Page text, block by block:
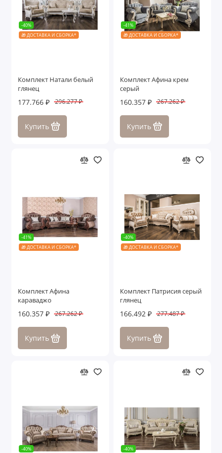
-40%
🎁 ДОСТАВКА И СБОРКА*
Комплект Натали белый
глянец
177.766 ₽ 296.277 ₽
Купить
-41%
🎁 ДОСТАВКА И СБОРКА*
Комплект Афина крем
серый
160.357 ₽ 267.262 ₽
Купить
-41%
🎁 ДОСТАВКА И СБОРКА*
Комплект Афина
караваджо
160.357 ₽ 267.262 ₽
Купить
-40%
🎁 ДОСТАВКА И СБОРКА*
Комплект Патрисия серый
глянец
166.492 ₽ 277.487 ₽
Купить
-40%
-40%